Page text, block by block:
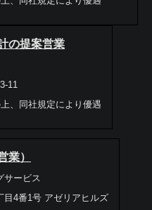
の提案営業
11
、同社規定により優遇
業）
サービス
目4番1号 アゼリアヒルズ